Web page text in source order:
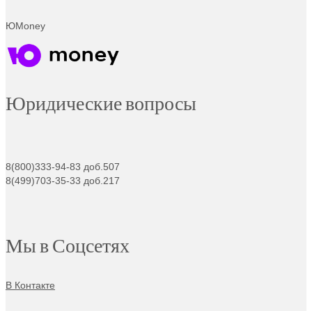
ЮMoney
Юридические вопросы
8(800)333-94-83 доб.507
8(499)703-35-33 доб.217
Мы в Соцсетях
В Контакте